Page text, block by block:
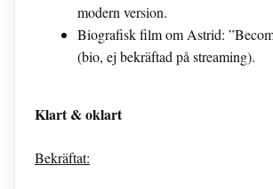
modern version.
Biografisk film om Astrid:
(bio, ej bekräftad på streaming).
Klart & oklart
Bekräftat: